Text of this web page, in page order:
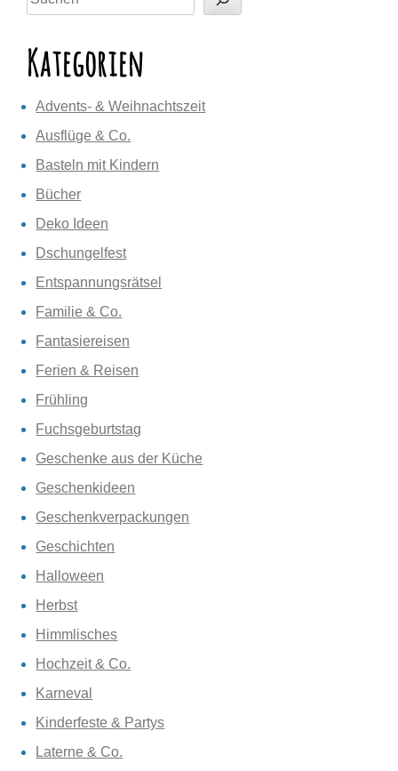
Kategorien
Advents- & Weihnachtszeit
Ausflüge & Co.
Basteln mit Kindern
Bücher
Deko Ideen
Dschungelfest
Entspannungsrätsel
Familie & Co.
Fantasiereisen
Ferien & Reisen
Frühling
Fuchsgeburtstag
Geschenke aus der Küche
Geschenkideen
Geschenkverpackungen
Geschichten
Halloween
Herbst
Himmlisches
Hochzeit & Co.
Karneval
Kinderfeste & Partys
Laterne & Co.